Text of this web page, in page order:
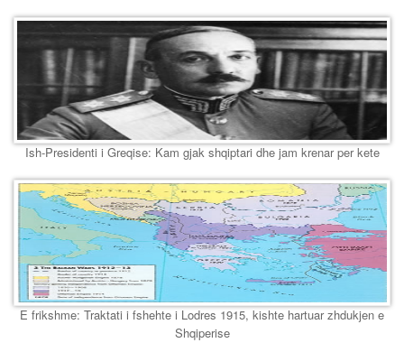
Ish-Presidenti i Greqise: Kam gjak shqiptari dhe jam krenar per kete
E frikshme: Traktati i fshehte i Lodres 1915, kishte hartuar zhdukjen e
Shqiperise